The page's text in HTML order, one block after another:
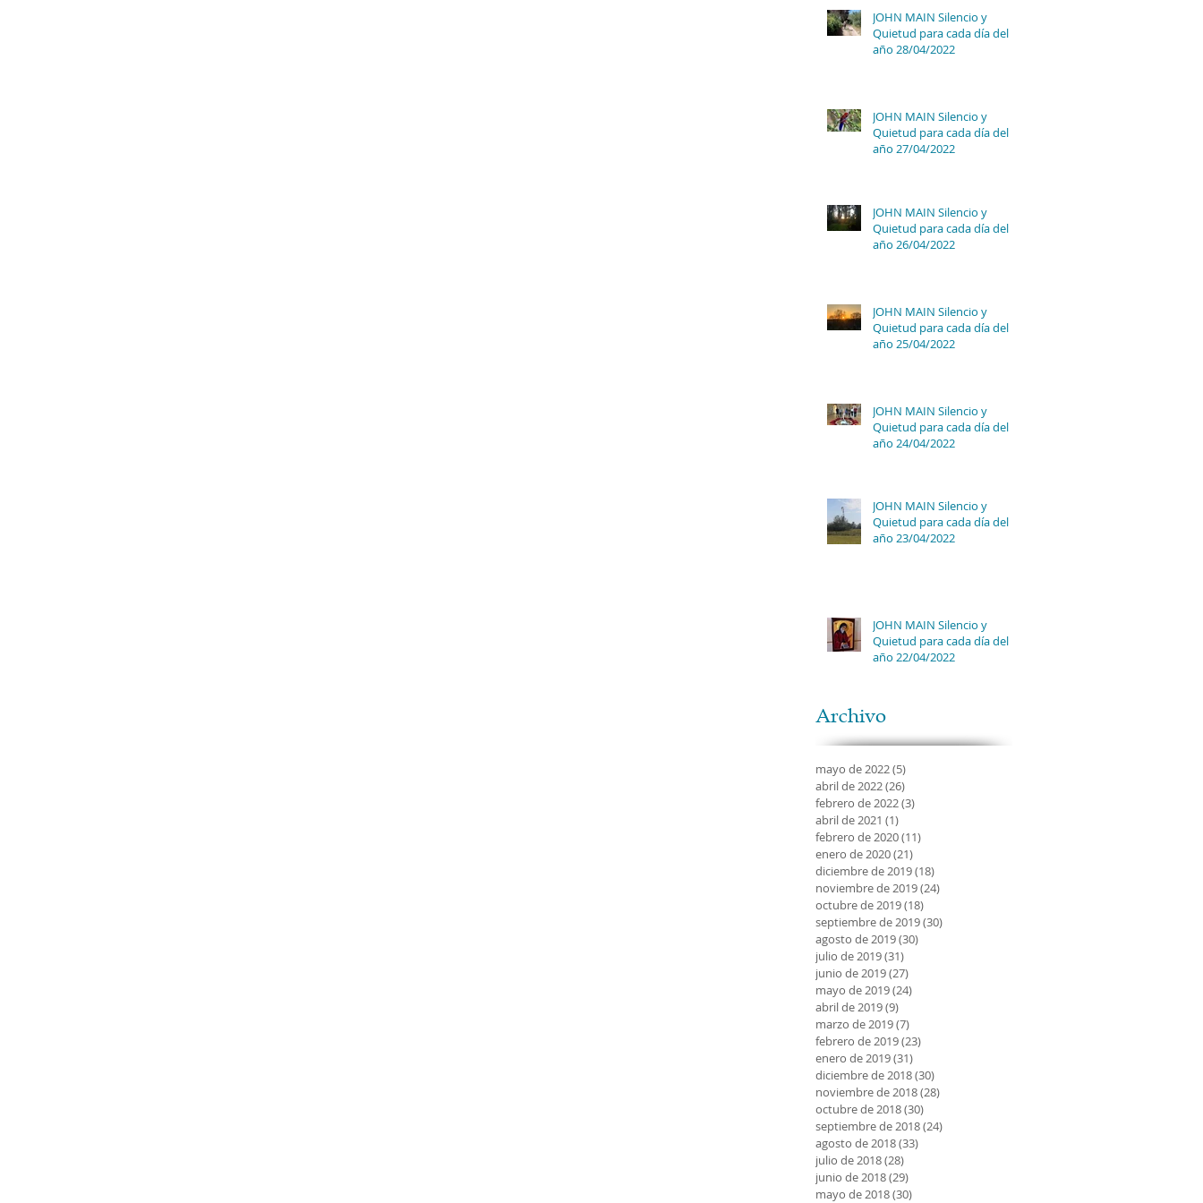
JOHN MAIN Silencio y
Quietud para cada día del
año 28/04/2022
JOHN MAIN Silencio y
Quietud para cada día del
año 27/04/2022
JOHN MAIN Silencio y
Quietud para cada día del
año 26/04/2022
JOHN MAIN Silencio y
Quietud para cada día del
año 25/04/2022
JOHN MAIN Silencio y
Quietud para cada día del
año 24/04/2022
JOHN MAIN Silencio y
Quietud para cada día del
año 23/04/2022
JOHN MAIN Silencio y
Quietud para cada día del
año 22/04/2022
Archivo
mayo de 2022(5)
abril de 2022(26)
febrero de 2022(3)
abril de 2021 (1)
febrero de 2020(11)
enero de 2020(21)
diciembre de 2019(18)
noviembre de 2019(24)
octubre de 2019(18)
septiembre de 2019(30)
agosto de 2019(30)
julio de 2019(31)
junio de 2019(27)
mayo de 2019(24)
abril de 2019(9)
marzo de 2019(7)
febrero de 2019(23)
enero de 2019(31)
diciembre de 2018(30)
noviembre de 2018(28)
octubre de 2018(30)
septiembre de 2018(24)
agosto de 2018(33)
julio de 2018(28)
junio de 2018(29)
mayo de 2018(30)